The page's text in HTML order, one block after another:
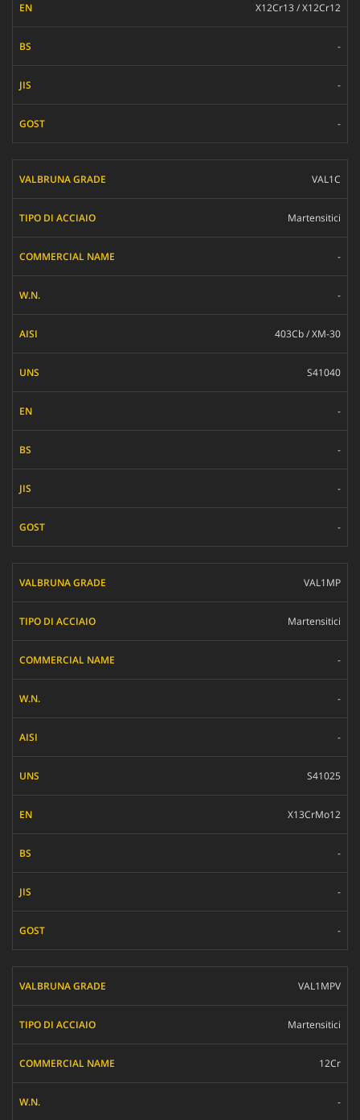
X12Cr13 / X12Cr12
-
-
-
VAL1C
Martensitici
-
-
403Cb / XM-30
S41040
-
-
-
-
VAL1MP
Martensitici
-
-
-
S41025
X13CrMo12
-
-
-
VAL1MPV
Martensitici
12Cr
-